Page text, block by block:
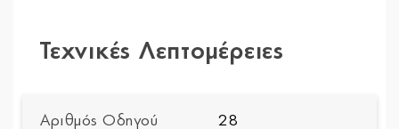
Τεχνικές Λεπτομέρειες
Αριθμός Οδηγού 28